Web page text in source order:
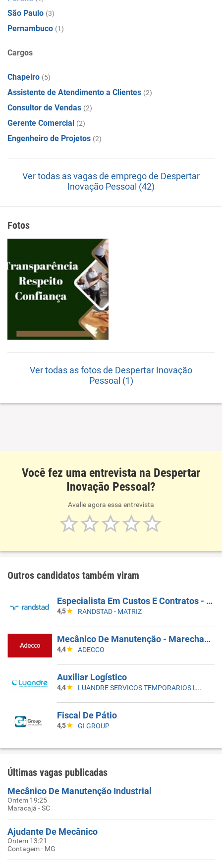
São Paulo (3)
Pernambuco (1)
Cargos
Chapeiro (5)
Assistente de Atendimento a Clientes (2)
Consultor de Vendas (2)
Gerente Comercial (2)
Engenheiro de Projetos (2)
Ver todas as vagas de emprego de Despertar
Inovação Pessoal (42)
Fotos
Ver todas as fotos de Despertar Inovação
Pessoal (1)
Você fez uma entrevista na Despertar
Inovação Pessoal?
Avalie agora essa entrevista
Outros candidatos também viram
Especialista Em Custos E Contratos - Rio De Janeiro
4,5 RANDSTAD - MATRIZ
Mecânico De Manutenção - Marechal Deodoro - AL
4,4 ADECCO
Auxiliar Logístico
4,4 LUANDRE SERVICOS TEMPORARIOS LTDA. (C-I)
Fiscal De Pátio
4,5 GI GROUP
Últimas vagas publicadas
Mecânico De Manutenção Industrial
Ontem 19:25
Maracajá - SC
Ajudante De Mecânico
Ontem 13:21
Contagem - MG